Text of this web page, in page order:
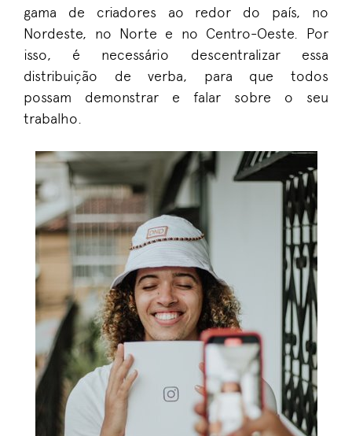
gama de criadores ao redor do país, no
Nordeste, no Norte e no Centro-Oeste
Por
isso, é necessário descentralizar essa
distribuição de verba, para que todos
possam demonstrar e falar sobre o seu
trabalho.